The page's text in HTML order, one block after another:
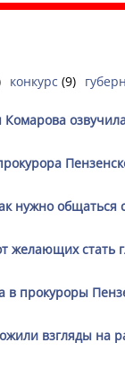
конкурс (9)
нужно общаться
желающих стать
в прокуроры
взгляды на